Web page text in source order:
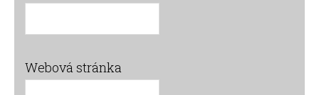
Webová stránka